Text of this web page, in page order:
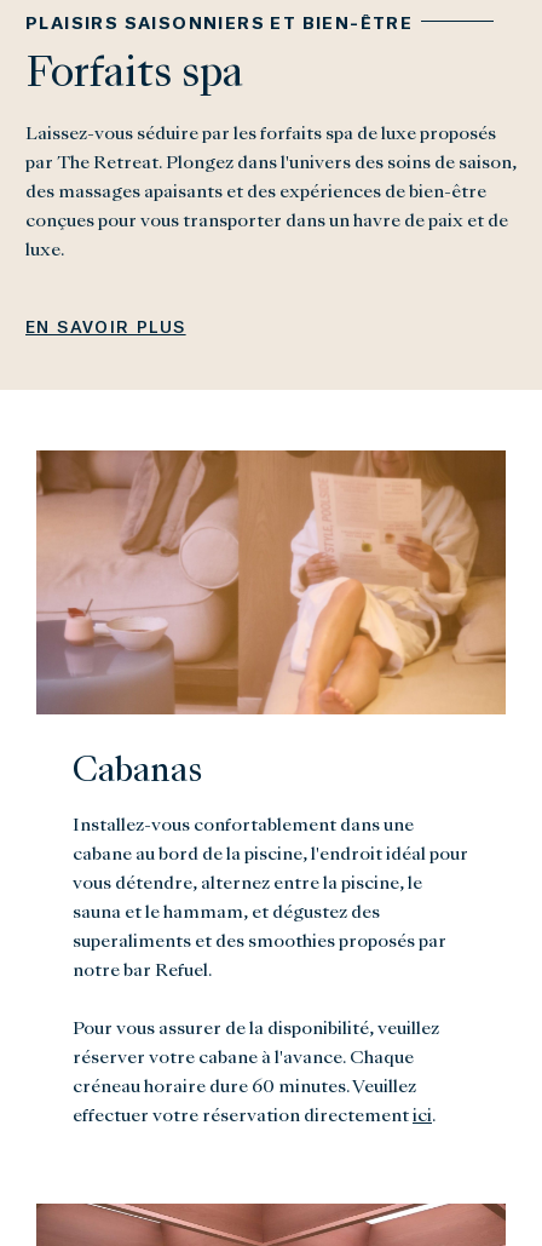
PLAISIRS SAISONNIERS ET BIEN-ÊTRE
Forfaits spa
Laissez-vous séduire par les forfaits spa de luxe proposés
par The Retreat. Plongez dans l'univers des soins de saison,
des massages apaisants et des expériences de bien-être
conçues pour vous transporter dans un havre de paix et de
luxe.
EN SAVOIR PLUS
Cabanas
Installez-vous confortablement dans une
cabane au bord de la piscine, l'endroit idéal pour
vous détendre, alternez entre la piscine, le
sauna et le hammam, et dégustez des
superaliments et des smoothies proposés par
notre bar Refuel.
Pour vous assurer de la disponibilité, veuillez
réserver votre cabane à l'avance. Chaque
créneau horaire dure 60 minutes. Veuillez
effectuer votre réservation directement ici.